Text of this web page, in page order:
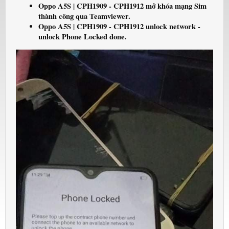
Oppo A5S | CPH1909 - CPH1912 mở khóa mạng Sim
thành công qua Teamviewer.
Oppo A5S | CPH1909 - CPH1912 unlock network -
unlock Phone Locked done.